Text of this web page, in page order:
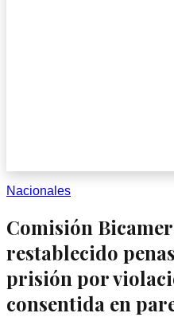
Nacionales
Comisión
restablecido
prisión por
consentida en